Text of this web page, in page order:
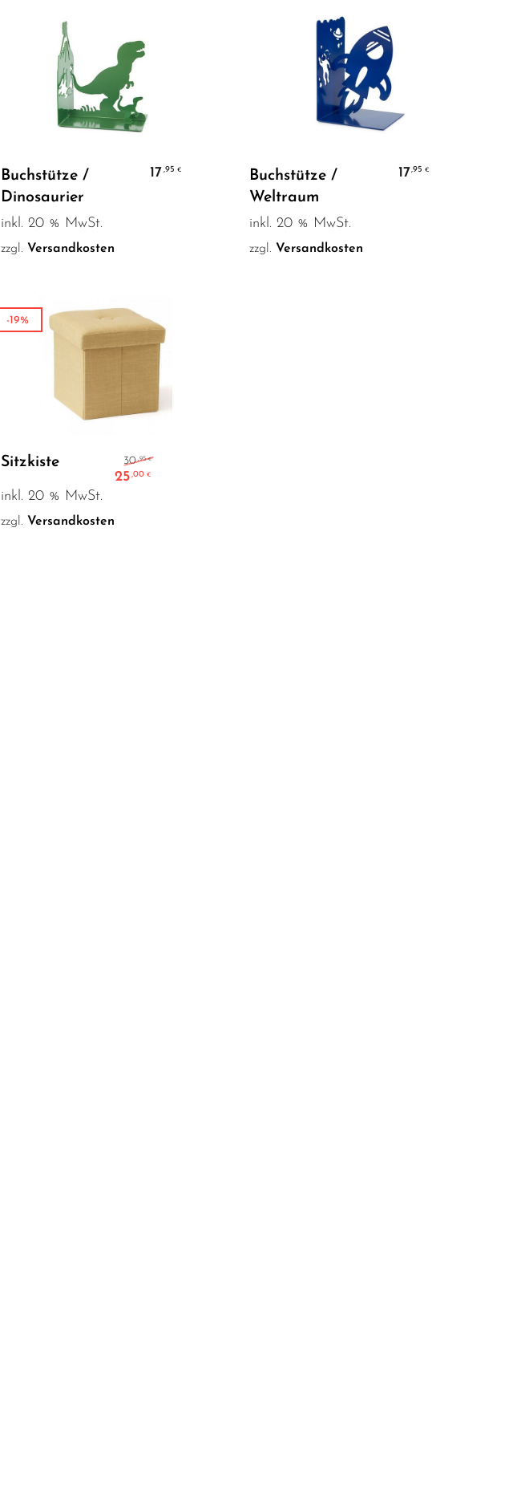
Buchstütze /
Dinosaurier
17,95€
inkl. 20 % MwSt.
zzgl. Versandkosten
Buchstütze /
Weltraum
17,95€
inkl. 20 % MwSt.
zzgl. Versandkosten
-19%
Sitzkiste 30 ,95€ Ursprünglicher Preis war: 30,95 €
25,00 €
inkl. 20 % MwSt.
zzgl. Versandkosten